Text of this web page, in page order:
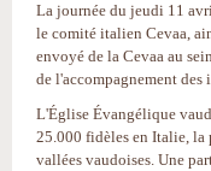
La journée du jeudi 11
le comité italien Cevaa,
envoyé de la Cevaa au
de l'accompagnement des
L'Église Évangélique
25.000 fidèles en Italie, la
vallées vaudoises. Une